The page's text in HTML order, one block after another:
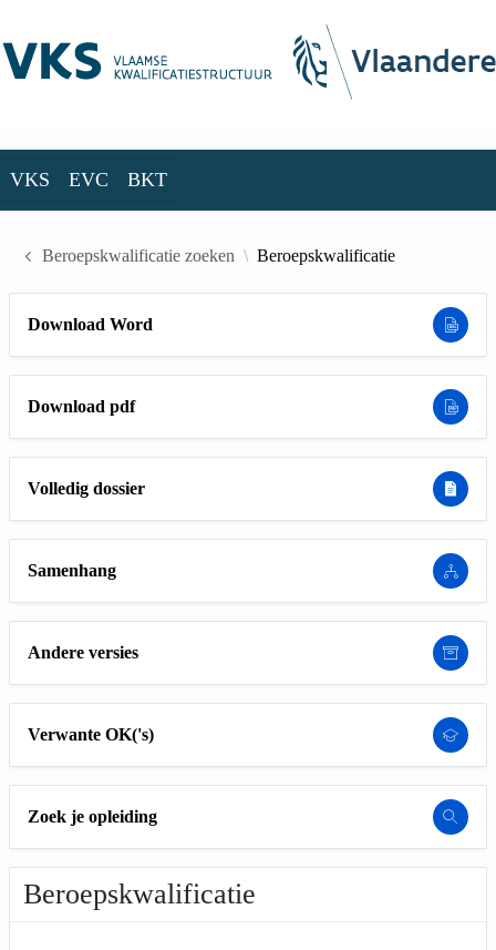
VKS EVC BKT
Beroepskwalificatie zoeken Beroepskwalificatie
Download Word
Download pdf
Volledig dossier
Samenhang
Andere versies
Verwante OK('s)
Zoek je opleiding
Beroepskwalificatie